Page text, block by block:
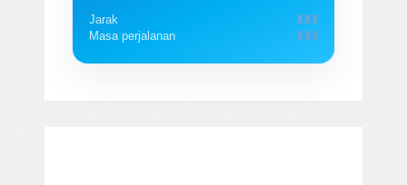
Jarak
Masa perjalanan